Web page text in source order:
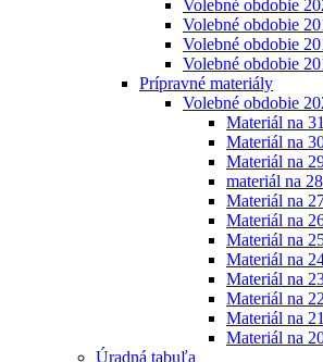
Volebné obdobie
Volebné obdobie
Volebné obdobie
Volebné obdobie
Prípravné materiály
Volebné obdobie
Materiál na
Materiál na
Materiál na
materiál na
Materiál na
Materiál na
Materiál na
Materiál na
Materiál na
Materiál na
Materiál na
Materiál na
Úradná tabuľa